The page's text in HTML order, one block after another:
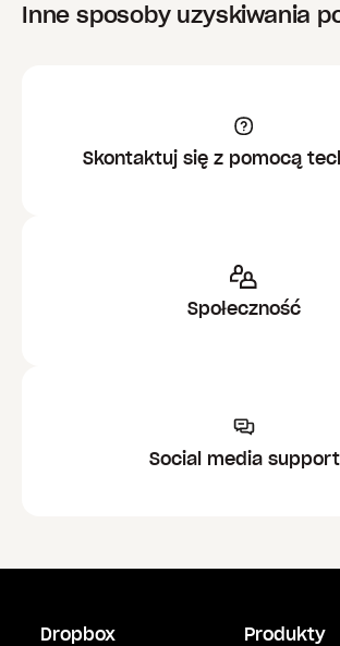
Inne sposoby uzyskiwania
Skontaktuj się z pomocą
Społeczność
Social media support
Dropbox Produkty